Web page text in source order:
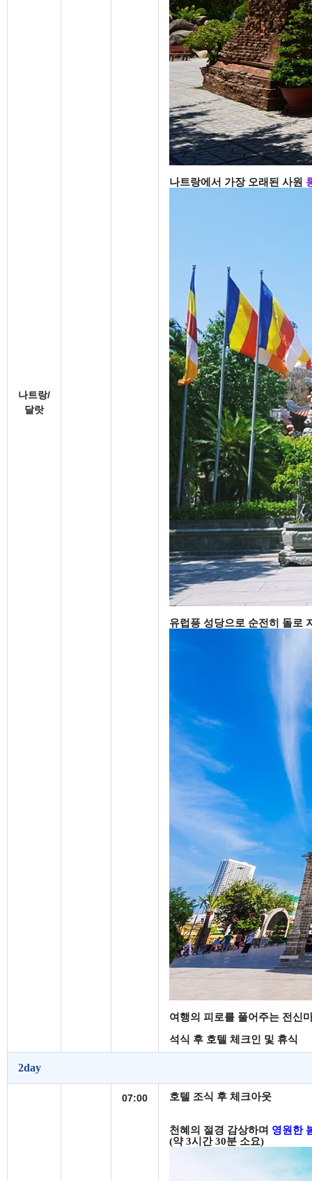
나트랑/
달랏
나트랑에서 가장 오래된 사원
유럽픙 성당으로 순전히 돌로
여행의 피로를 풀어주는 전신
석식 후 호텔 체크인 및 휴식
2day
07:00 호텔 조식 후 체크아웃
천혜의 절경 감상하며 영원한
(약3시간30분 소요)